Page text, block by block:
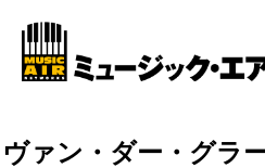
ヴァン・ダー・グラ